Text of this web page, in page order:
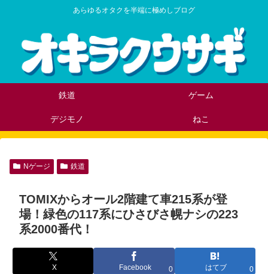
あらゆるオタクを半端に極めしブログ
鉄道 ゲーム
デジモノ ねこ
Nゲージ 鉄道
TOMIXからオール2階建て車215系が登
場！緑色の117系にひさびさ幌ナシの223
系2000番代！
X Facebook 0 はてブ 0